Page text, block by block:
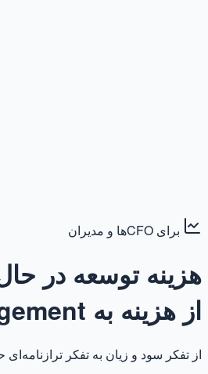
برای CFOها و مدیران
هزینه توسعه در
از هزینه به asset management
از تفکر سود و زیان به تفکر